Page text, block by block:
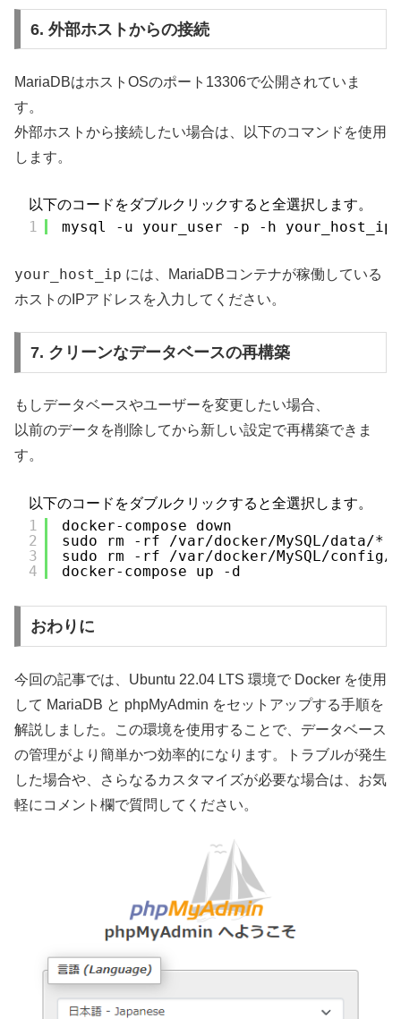
6. 外部ホストからの接続
MariaDBはホストOSのポート13306で公開されていま
す。
外部ホストから接続したい場合は、以下のコマンドを使用
します。
以下のコードをダブルクリックすると全選択します。
1
mysql -u your_user -p -h your_host_ip
your_host_ip には、MariaDBコンテナが稼働している
ホストのIPアドレスを入力してください。
7. クリーンなデータベースの再構築
もしデータベースやユーザーを変更したい場合、
以前のデータを削除してから新しい設定で再構築できま
す。
以下のコードをダブルクリックすると全選択します。
1
2
3
4
docker-compose down
sudo rm -rf /var/docker/MySQL/data/*
sudo rm -rf /var/docker/MySQL/config/*
docker-compose up -d
おわりに
今回の記事では、Ubuntu 22.04 LTS 環境で Docker を使用
して MariaDB と phpMyAdmin をセットアップする手順を
解説しました。この環境を使用することで、データベース
の管理がより簡単かつ効率的になります。トラブルが発生
した場合や、さらなるカスタマイズが必要な場合は、お気
軽にコメント欄で質問してください。